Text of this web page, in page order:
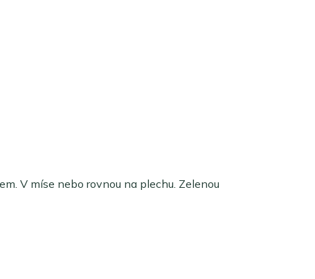
V míse nebo rovnou na plechu. Zelenou